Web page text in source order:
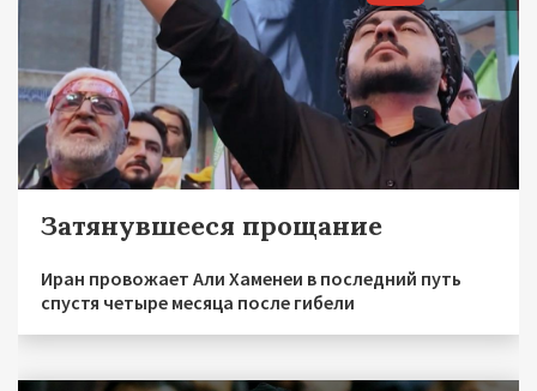
Затянувшееся прощание
Иран провожает Али Хаменеи в последний путь
спустя четыре месяца после гибели